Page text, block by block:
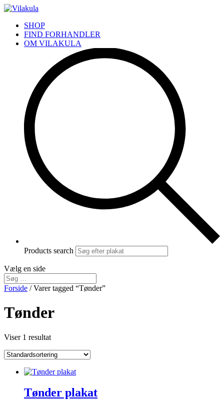
SHOP
FIND FORHANDLER
OM VILAKULA
Products search
Vælg en side
Forside / Varer tagged “Tønder”
Tønder
Viser 1 resultat
Tønder plakat